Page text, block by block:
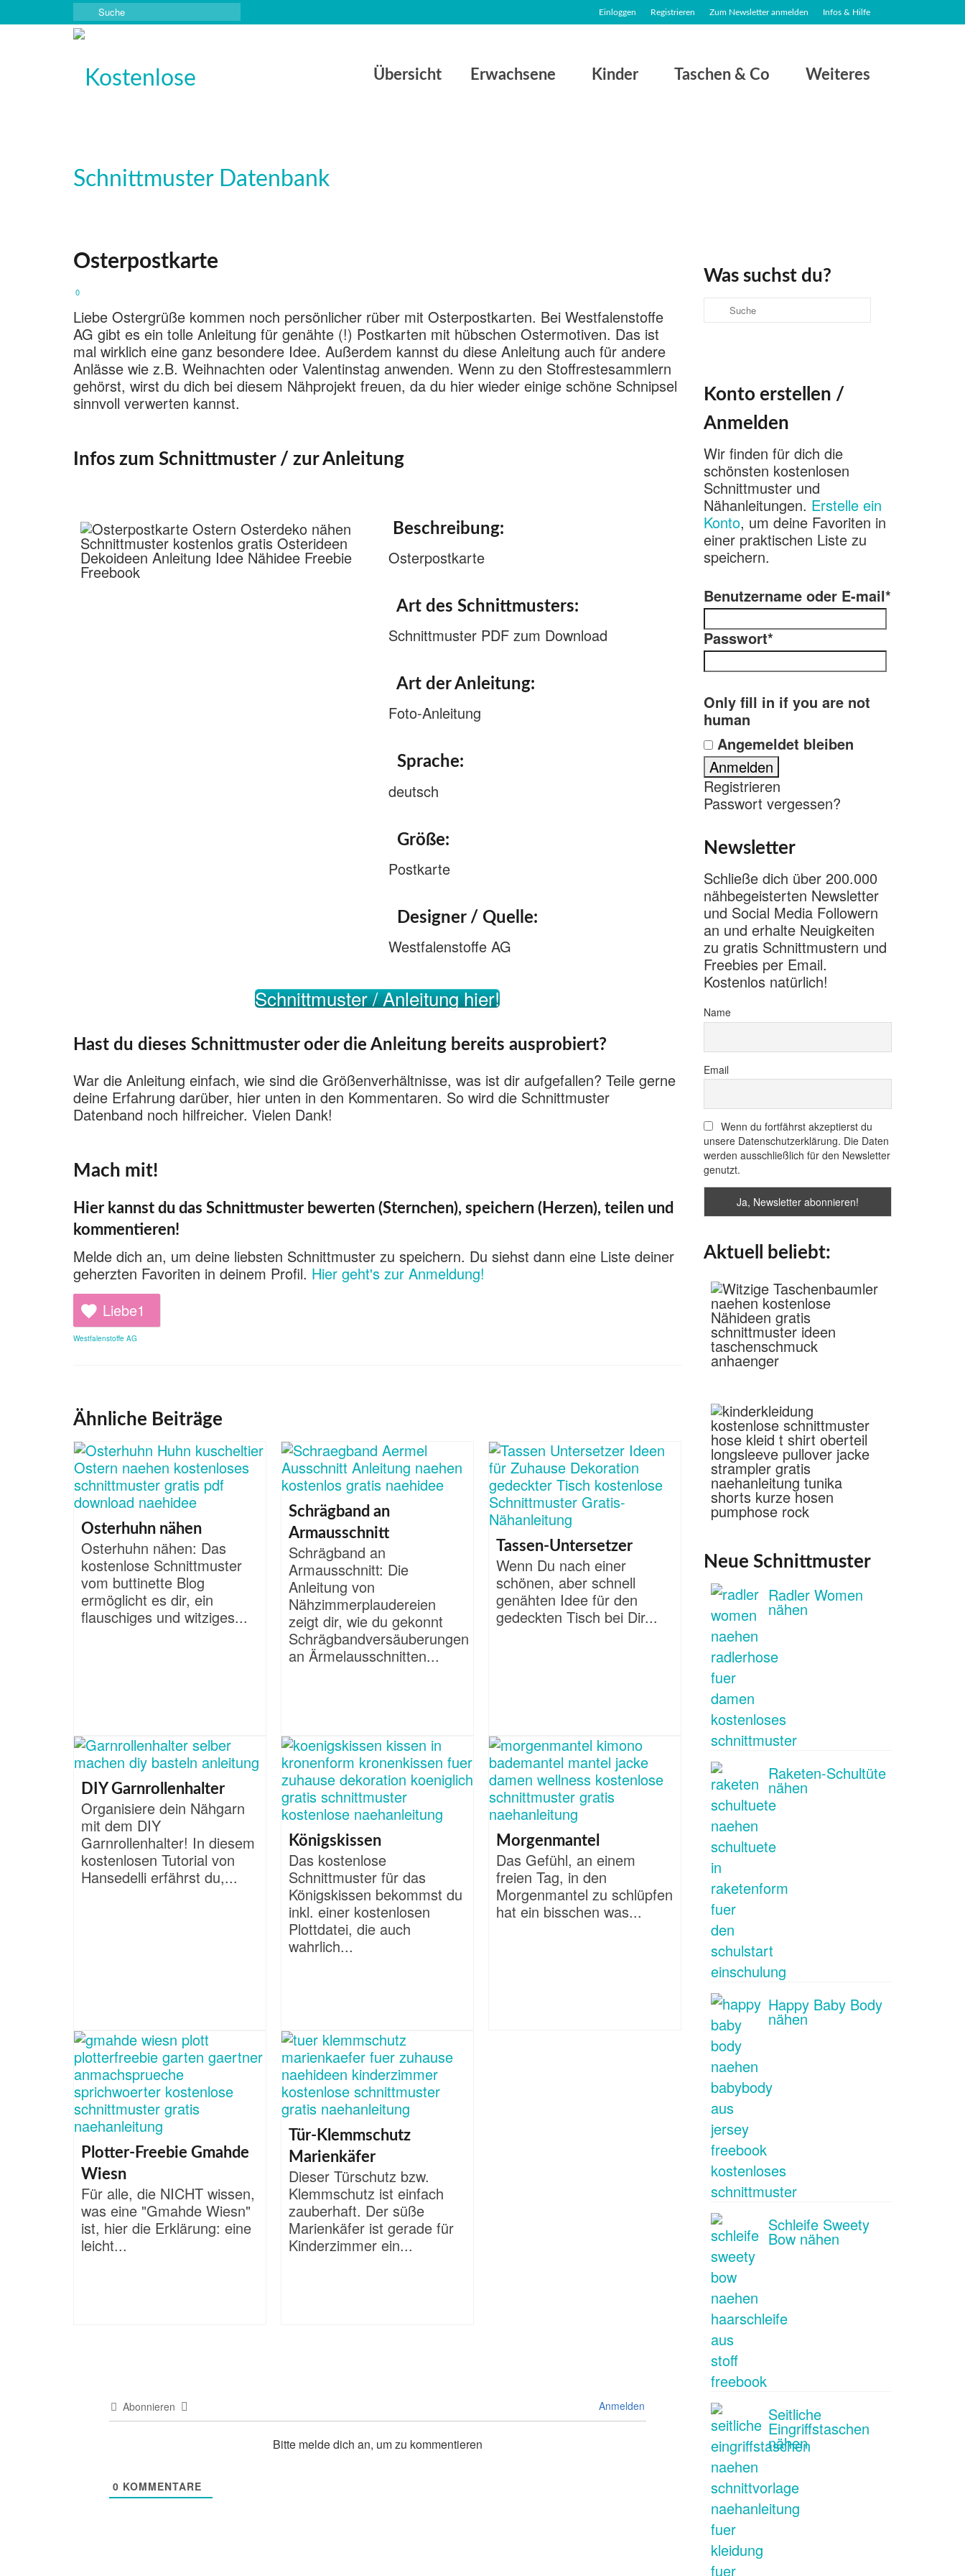
Einloggen Registrieren Zum Newsletter anmelden Infos & Hilfe
Suche
nach:
Übersicht Erwachsene Kinder Taschen & Co Weiteres
Osterpostkarte
0
Liebe Ostergrüße kommen noch persönlicher rüber mit Osterpostkarten. Bei Westfalenstoffe
AG gibt es ein tolle Anleitung für genähte (!) Postkarten mit hübschen Ostermotiven. Das ist
mal wirklich eine ganz besondere Idee. Außerdem kannst du diese Anleitung auch für andere
Anlässe wie z.B. Weihnachten oder Valentinstag anwenden. Wenn zu den Stoffrestesammlern
gehörst, wirst du dich bei diesem Nähprojekt freuen, da du hier wieder einige schöne Schnipsel
sinnvoll verwerten kannst.
Infos zum Schnittmuster / zur Anleitung
Beschreibung:
Osterpostkarte
Art des Schnittmusters:
Schnittmuster PDF zum Download
Art der Anleitung:
Foto-Anleitung
Sprache:
deutsch
Größe:
Postkarte
Designer / Quelle:
Westfalenstoffe AG
Schnittmuster / Anleitung hier!
Hast du dieses Schnittmuster oder die Anleitung bereits ausprobiert?
War die Anleitung einfach, wie sind die Größenverhältnisse, was ist dir aufgefallen? Teile gerne
deine Erfahrung darüber, hier unten in den Kommentaren. So wird die Schnittmuster
Datenband noch hilfreicher. Vielen Dank!
Mach mit!
Hier kannst du das Schnittmuster bewerten (Sternchen), speichern (Herzen), teilen und
kommentieren!
Melde dich an, um deine liebsten Schnittmuster zu speichern. Du siehst dann eine Liste deiner
geherzten Favoriten in deinem Profil. Hier geht's zur Anmeldung!
Liebe1
Westfalenstoffe AG
Ähnliche Beiträge
Osterhuhn nähen
Osterhuhn nähen: Das
kostenlose Schnittmuster
vom buttinette Blog
ermöglicht es dir, ein
flauschiges und witziges...
Schrägband an
Armausschnitt
Schrägband an
Armausschnitt: Die
Anleitung von
Nähzimmerplaudereien
zeigt dir, wie du gekonnt
Schrägbandversäuberungen
an Ärmelausschnitten...
Tassen-Untersetzer
Wenn Du nach einer
schönen, aber schnell
genähten Idee für den
gedeckten Tisch bei Dir...
DIY Garnrollenhalter
Organisiere dein Nähgarn
mit dem DIY
Garnrollenhalter! In diesem
kostenlosen Tutorial von
Hansedelli erfährst du,...
Königskissen
Das kostenlose
Schnittmuster für das
Königskissen bekommst du
inkl. einer kostenlosen
Plottdatei, die auch
wahrlich...
Morgenmantel
Das Gefühl, an einem
freien Tag, in den
Morgenmantel zu schlüpfen
hat ein bisschen was...
Plotter-Freebie Gmahde
Wiesn
Für alle, die NICHT wissen,
was eine "Gmahde Wiesn"
ist, hier die Erklärung: eine
leicht...
Tür-Klemmschutz
Marienkäfer
Dieser Türschutz bzw.
Klemmschutz ist einfach
zauberhaft. Der süße
Marienkäfer ist gerade für
Kinderzimmer ein...
Abonnieren Anmelden
Bitte melde dich an, um zu kommentieren
0 KOMMENTARE
Was suchst du?
Suche
nach:
Konto erstellen /
Anmelden
Wir finden für dich die
schönsten kostenlosen
Schnittmuster und
Nähanleitungen. Erstelle ein
Konto, um deine Favoriten in
einer praktischen Liste zu
speichern.
Benutzername oder E-mail*
Passwort*
Only fill in if you are not
human
Angemeldet bleiben
Registrieren
Passwort vergessen?
Newsletter
Schließe dich über 200.000
nähbegeisterten Newsletter
und Social Media Followern
an und erhalte Neuigkeiten
zu gratis Schnittmustern und
Freebies per Email.
Kostenlos natürlich!
Name
Email
Wenn du fortfährst akzeptierst du
unsere Datenschutzerklärung. Die Daten
werden ausschließlich für den Newsletter
genutzt.
Aktuell beliebt:
Neue Schnittmuster
Radler Women
nähen
Raketen-Schultüte
nähen
Happy Baby Body
nähen
Schleife Sweety
Bow nähen
Seitliche
Eingriffstaschen
nähen